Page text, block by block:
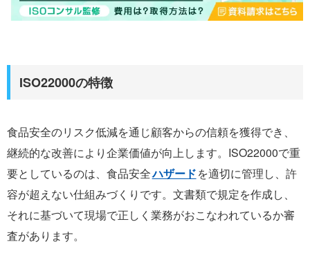
ISO22000の特徴
食品安全のリスク低減を通じ顧客からの信頼を獲得でき、
継続的な改善により企業価値が向上します。ISO22000で重
要としているのは、食品安全ハザードを適切に管理し、許
容が超えない仕組みづくりです。文書類で規定を作成し、
それに基づいて現場で正しく業務がおこなわれているか審
査があります。